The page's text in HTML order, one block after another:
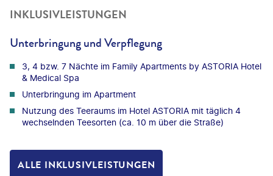
INKLUSIVLEISTUNGEN
Unterbringung und Verpflegung
3, 4 bzw. 7 Nächte im Family Apartments by ASTORIA Hotel
& Medical Spa
Unterbringung im Apartment
Nutzung des Teeraums im Hotel ASTORIA mit täglich 4
wechselnden Teesorten (ca. 10 m über die Straße)
ALLE INKLUSIVLEISTUNGEN